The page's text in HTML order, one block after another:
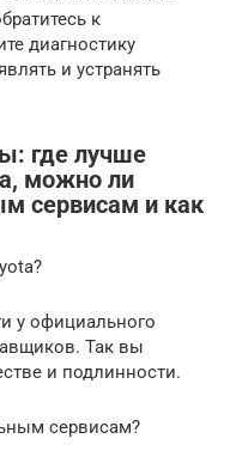
к
диагностику
и устранять
где лучше
можно ли
сервисам и как
у официального
Так вы
и подлинности.
сервисам?